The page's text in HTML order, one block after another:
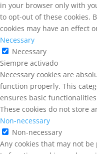
in your browser only with
to opt-out of these cookies.
cookies may have an effect
Necessary
Necessary
Siempre activado
Necessary cookies are
function properly. This
ensures basic
These cookies do not store
Non-necessary
Non-necessary
Any cookies that may not